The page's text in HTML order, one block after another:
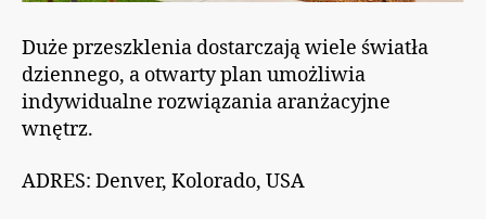
Duże przeszklenia dostarczają wiele światła
dziennego, a otwarty plan umożliwia
indywidualne rozwiązania aranżacyjne
wnętrz.
ADRES: Denver, Kolorado, USA